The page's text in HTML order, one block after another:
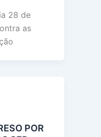
28 de
as
POR